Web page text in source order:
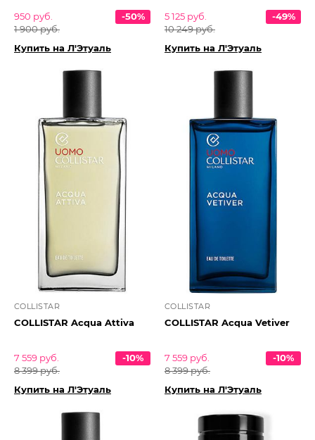
950 руб.
1 900 руб.
-50%
Купить на Л'Этуаль
5 125 руб.
10 249 руб.
-49%
Купить на Л'Этуаль
COLLISTAR
COLLISTAR Acqua Attiva
7 559 руб.
8 399 руб.
-10%
Купить на Л'Этуаль
COLLISTAR
COLLISTAR Acqua Vetiver
7 559 руб.
8 399 руб.
-10%
Купить на Л'Этуаль